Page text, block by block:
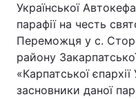
Української
парафії на честь
Переможця у с.
району
«Карпатської
засновники даної